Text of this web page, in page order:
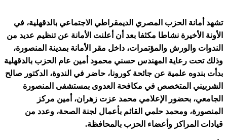
تشهد أمانة الحزب المصري الديمقراطي الاجتماعي بالدقهلية، في
الأونة الأخيرة نشاطا مكثفا بعد أن أعلنت الأمانة عن تنظيم عديد من
الندوات والورش والمؤتمرات، داخل مقر الأمانة بمدينة المنصورة،
وذلك تحت رعاية المهندس حسني محمود أمين عام الحزب بالدقهلية
بدأت بندوه علمية عن جائحة كورونا، حاضر في الندوة، الدكتور صالح
الشربيني المتخصص في مكافحة العدوى بمستشفى المنصورة
الجامعي، بحضور الإعلامي محمد عزت زهران، أمين مركز
المنصورة، ومحمد حلمي القائم بأعمال لجنة الصحة، وعدد من
قيادات المراكز وأعضاء الحزب بالمحافظة.